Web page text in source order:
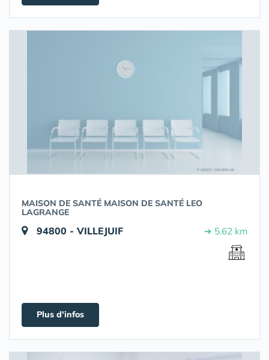
MAISON DE SANTÉ MAISON DE SANTÉ LEO
LAGRANGE
94800 - VILLEJUIF ➔ 5.62 km
Plus d'infos